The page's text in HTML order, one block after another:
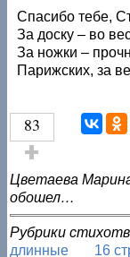
Спасибо тебе,
За доску – во
За ножки –
Парижских, за
83
Голос за!
Цветаева
обошел…
Рубрики
длинные
16